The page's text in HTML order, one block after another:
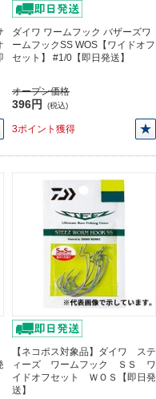
ダイワ ワームフック バザーズワ
ームフックSS WOS【ワイドオフ
セット】 #1/0【即日発送】
オープン価格
396円 (税込)
3ポイント獲得
【ネコポス対象品】ダイワ ステ
ィーズ ワームフック ＳＳ ワ
イドオフセット ＷＯＳ【即日発
送】